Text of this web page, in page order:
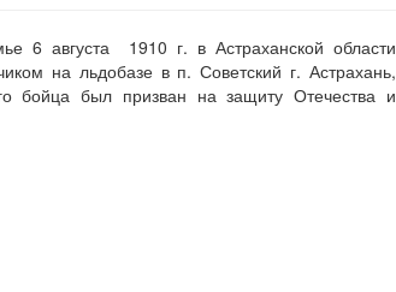
6 августа 1910 г. в Астраханской области
на льдобазе в п. Советский г. Астрахань,
бойца был призван на защиту Отечества и